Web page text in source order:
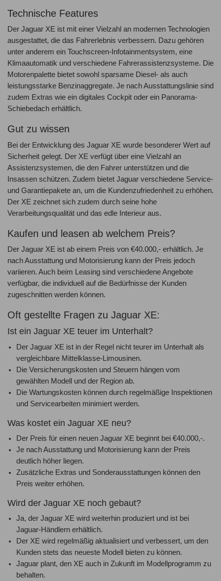
Technische Features
Der Jaguar XE ist mit einer Vielzahl an modernen Technologien
ausgestattet, die das Fahrerlebnis verbessern. Dazu gehören
unter anderem ein Touchscreen-Infotainmentsystem, eine
Klimaautomatik und verschiedene Fahrerassistenzsysteme. Die
Motorenpalette bietet sowohl sparsame Diesel- als auch
leistungsstarke Benzinaggregate. Je nach Ausstattungslinie sind
zudem Extras wie ein digitales Cockpit oder ein Panorama-
Schiebedach erhältlich.
Gut zu wissen
Bei der Entwicklung des Jaguar XE wurde besonderer Wert auf
Sicherheit gelegt. Der XE verfügt über eine Vielzahl an
Assistenzsystemen, die den Fahrer unterstützen und die
Insassen schützen. Zudem bietet Jaguar verschiedene Service-
und Garantiepakete an, um die Kundenzufriedenheit zu erhöhen.
Der XE zeichnet sich zudem durch seine hohe
Verarbeitungsqualität und das edle Interieur aus.
Kaufen und leasen ab welchem Preis?
Der Jaguar XE ist ab einem Preis von €40.000,- erhältlich. Je
nach Ausstattung und Motorisierung kann der Preis jedoch
variieren. Auch beim Leasing sind verschiedene Angebote
verfügbar, die individuell auf die Bedürfnisse der Kunden
zugeschnitten werden können.
Oft gestellte Fragen zu Jaguar XE:
Ist ein Jaguar XE teuer im Unterhalt?
Der Jaguar XE ist in der Regel nicht teurer im Unterhalt als
vergleichbare Mittelklasse-Limousinen.
Die Versicherungskosten und Steuern hängen vom
gewählten Modell und der Region ab.
Die Wartungskosten können durch regelmäßige Inspektionen
und Servicearbeiten minimiert werden.
Was kostet ein Jaguar XE neu?
Der Preis für einen neuen Jaguar XE beginnt bei €40.000,-.
Je nach Ausstattung und Motorisierung kann der Preis
deutlich höher liegen.
Zusätzliche Extras und Sonderausstattungen können den
Preis weiter erhöhen.
Wird der Jaguar XE noch gebaut?
Ja, der Jaguar XE wird weiterhin produziert und ist bei
Jaguar-Händlern erhältlich.
Der XE wird regelmäßig aktualisiert und verbessert, um den
Kunden stets das neueste Modell bieten zu können.
Jaguar plant, den XE auch in Zukunft im Modellprogramm zu
behalten.